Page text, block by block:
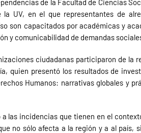
de la Facultad de Ciencias
UV, en el que representantes de
son capacitados por académicas y
y comunicabilidad de demandas
ciudadanas participaron de la
quien presentó los resultados de
Humanos: narrativas globales y
las incidencias que tienen en el
no sólo afecta a la región y a al país,